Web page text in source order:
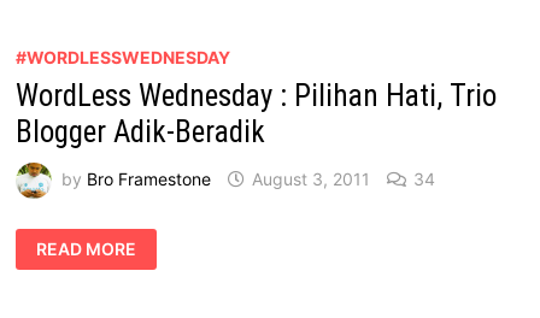
#WORDLESSWEDNESDAY
WordLess Wednesday : Pilihan Hati, Trio
Blogger Adik-Beradik
by Bro Framestone August 3, 2011 34
WORDLESS
WEDNESDAY
:
READ MORE